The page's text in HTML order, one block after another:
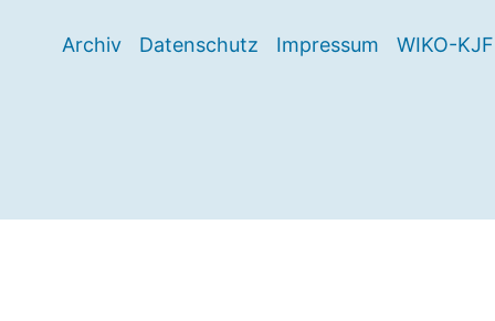
Archiv Datenschutz Impressum WIKO-KJF